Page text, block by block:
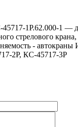
45717-1Р.62.000-1 —
стрелового
- автокраны
2Р, КС-45717-3Р